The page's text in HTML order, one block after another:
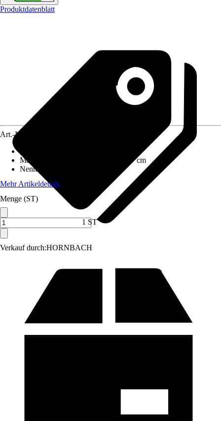
Produktdatenblatt
Verkauf durch:HORNBACH
Art.-Nr.
Maße (BxHxT)
37 cm x 92 cm x 37 cm
Nennwärmeleistung
Mehr Artikeldetails
Menge (ST)
1 ST